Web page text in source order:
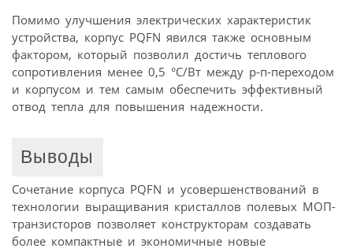
Помимо улучшения электрических характеристик
устройства, корпус PQFN явился также основным
фактором, который позволил достичь теплового
сопротивления менее 0,5 °С/Вт между р-п-переходом
и корпусом и тем самым обеспечить эффективный
отвод тепла для повышения надежности.
Выводы
Сочетание корпуса PQFN и усовершенствований в
технологии выращивания кристаллов полевых МОП-
транзисторов позволяет конструкторам создавать
более компактные и экономичные новые